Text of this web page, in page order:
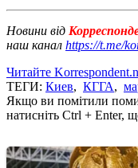
Новини від
наш канал https://t.me/
Читайте
ТЕГИ: Киев, КГГА,
Якщо ви помітили
натисніть Ctrl + Enter,